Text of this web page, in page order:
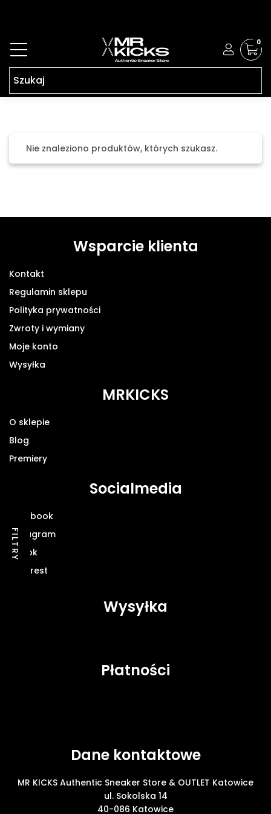
0
Nie znaleziono produktów, których szukasz.
FILTRY
Wsparcie klienta
Kontakt
Regulamin sklepu
Polityka prywatności
Zwroty i wymiany
Moje konto
Wysyłka
MRKICKS
O sklepie
Blog
Premiery
Socialmedia
Facebook
Instagram
TikTok
Pinterest
Wysyłka
Płatności
Dane kontaktowe
MR KICKS Authentic Sneaker Store & OUTLET Katowice
ul. Sokolska 14
40-086 Katowice